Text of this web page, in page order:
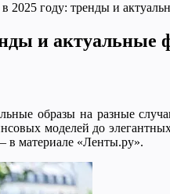
году: тренды и
и актуальные
образы на разные
моделей до
в материале «Ленты.ру».